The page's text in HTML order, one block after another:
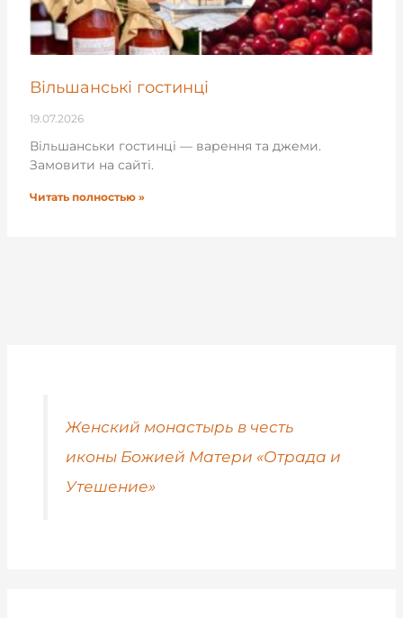
Вільшанські гостинці
19.07.2026
Вільшанськи гостинці — варення та джеми.
Замовити на сайті.
Читать полностью »
Женский монастырь в честь
иконы Божией Матери «Отрада и
Утешение»